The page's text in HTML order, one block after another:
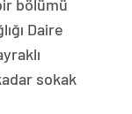
bölümü
Daire
sokak